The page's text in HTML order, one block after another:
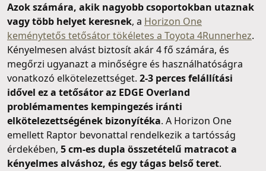
Azok számára, akik nagyobb csoportokban utaznak
vagy több helyet keresnek, a Horizon One
keménytetős tetősátor tökéletes a Toyota 4Runnerhez.
Kényelmesen alvást biztosít akár 4 fő számára, és
megőrzi ugyanazt a minőségre és használhatóságra
vonatkozó elkötelezettséget. 2-3 perces felállítási
idővel ez a tetősátor az EDGE Overland
problémamentes kempingezés iránti
elkötelezettségének bizonyítéka. A Horizon One
emellett Raptor bevonattal rendelkezik a tartósság
érdekében, 5 cm-es dupla összetételű matracot a
kényelmes alváshoz, és egy tágas belső teret.